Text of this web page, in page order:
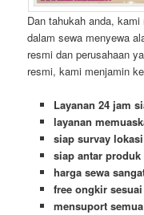
Dan tahukah anda,
dalam sewa menyewa
resmi dan perusahaan
resmi, kami menjamin
Layanan 24 jam
layanan
siap survay
siap antar
harga sewa
free ongkir
mensuport